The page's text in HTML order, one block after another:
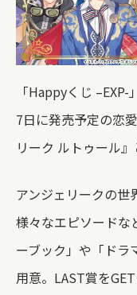
「Happyくじ
7日に発売予定の恋
リーク ルトゥール
アンジェリークの世
様々なエピソードな
ーブック」や「ドラ
用意。LAST賞を